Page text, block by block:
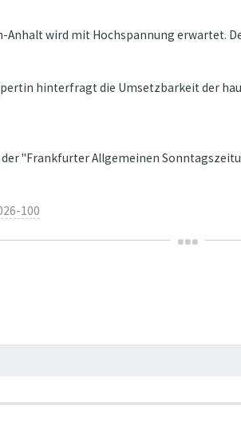
Anhalt wird mit Hochspannung erwartet.
hinterfragt die Umsetzbarkeit der
"Frankfurter Allgemeinen
100